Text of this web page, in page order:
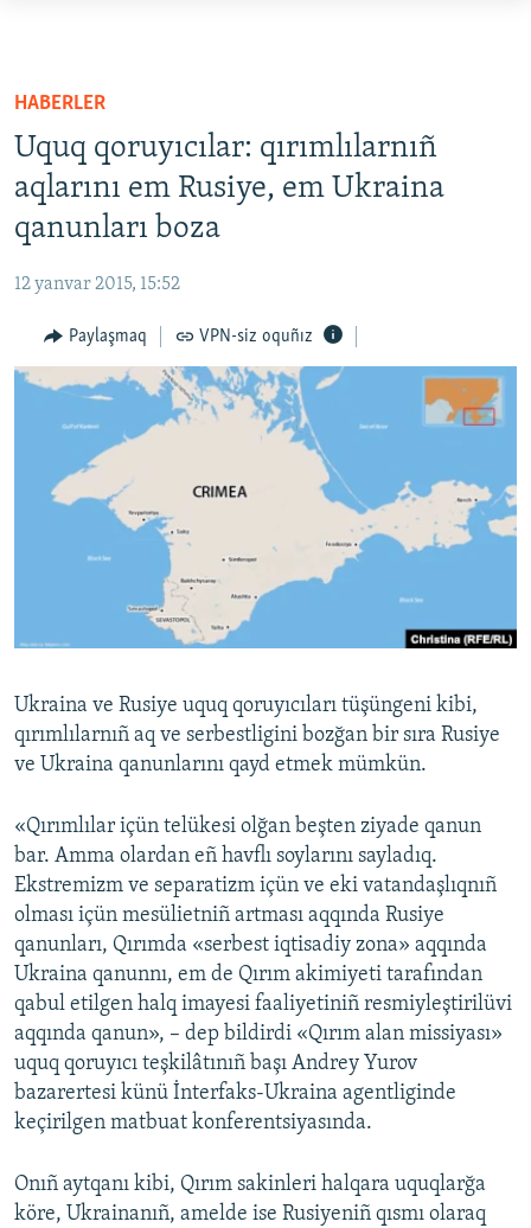
Esas
qaytmaq
Baş
navigatsiyağa
qaytmaq
Qıdıruvğa
qaytmaq
SİYASET
İQTİSADİYAT
CEMİYET
MEDENİYET
BLOGLAR
Русский
RFE/RS bütün saytları
HABERLER
Uquq qoruyıcılar: qırımlılarnıñ
aqlarını em Rusiye, em Ukraina
qanunları boza
12 yanvar 2015, 15:52
Paylaşmaq VPN-siz oquñız
Ukraina ve Rusiye uquq qoruyıcıları tüşüngeni kibi,
qırımlılarnıñ aq ve serbestligini bozğan bir sıra Rusiye
ve Ukraina qanunlarını qayd etmek mümkün.
«Qırımlılar içün telükesi olğan beşten ziyade qanun
bar. Amma olardan eñ havflı soylarını sayladıq.
Ekstremizm ve separatizm içün ve eki vatandaşlıqnıñ
olması içün mesülietniñ artması aqqında Rusiye
qanunları, Qırımda «serbest iqtisadiy zona» aqqında
Ukraina qanunnı, em de Qırım akimiyeti tarafından
qabul etilgen halq imayesi faaliyetiniñ resmiyleştirilüvi
aqqında qanun», – dep bildirdi «Qırım alan missiyası»
uquq qoruyıcı teşkilâtınıñ başı Andrey Yurov
bazarertesi künü İnterfaks-Ukraina agentliginde
keçirilgen matbuat konferentsiyasında.
Onıñ aytqanı kibi, Qırım sakinleri halqara uquqlarğa
köre, Ukrainanıñ, amelde ise Rusiyeniñ qısmı olaraq